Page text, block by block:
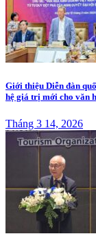
Giới thiệu Diễn đàn
hệ giá trị mới cho văn
Tháng 3 14, 2026